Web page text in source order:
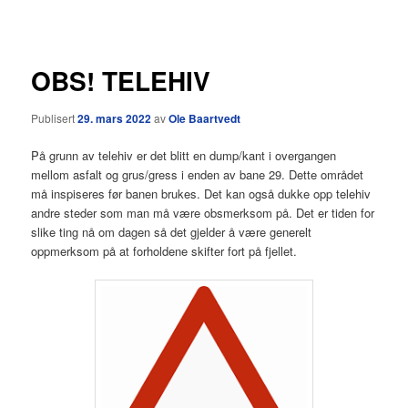
OBS! TELEHIV
Publisert29. mars 2022avOle Baartvedt
På grunn av telehiv er det blitt en dump/kant i overgangen
mellom asfalt og grus/gress i enden av bane 29. Dette området
må inspiseres før banen brukes. Det kan også dukke opp telehiv
andre steder som man må være obsmerksom på. Det er tiden for
slike ting nå om dagen så det gjelder å være generelt
oppmerksom på at forholdene skifter fort på fjellet.